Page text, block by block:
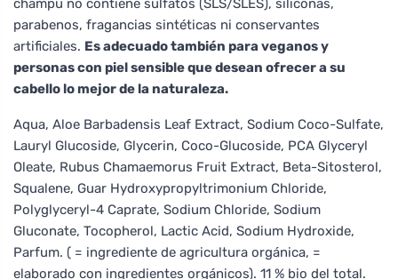
champú no contiene sulfatos (SLS/SLES), siliconas,
parabenos, fragancias sintéticas ni conservantes
artificiales. Es adecuado también para veganos y
personas con piel sensible que desean ofrecer a su
cabello lo mejor de la naturaleza.
Aqua, Aloe Barbadensis Leaf Extract, Sodium Coco-Sulfate,
Lauryl Glucoside, Glycerin, Coco-Glucoside, PCA Glyceryl
Oleate, Rubus Chamaemorus Fruit Extract, Beta-Sitosterol,
Squalene, Guar Hydroxypropyltrimonium Chloride,
Polyglyceryl-4 Caprate, Sodium Chloride, Sodium
Gluconate, Tocopherol, Lactic Acid, Sodium Hydroxide,
Parfum. ( = ingrediente de agricultura orgánica, =
elaborado con ingredientes orgánicos). 11 % bio del total.